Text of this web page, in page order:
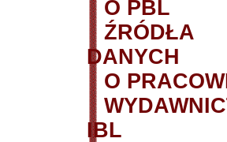
O PBL
ŹRÓDŁA
DANYCH
O
IBL